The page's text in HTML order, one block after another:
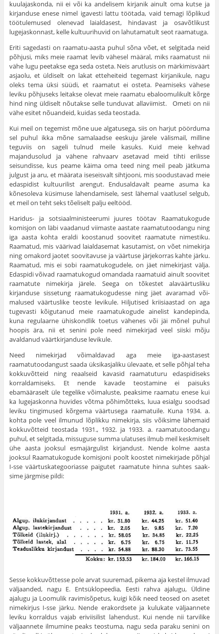
kuulajaskonda, nii ei või ka andelisem kirjanik ainult oma kutse ja
kirjanduse enese nimel igavesti lattu töötada, vaid temagi lõplikud
töötulemused olenevad laialdasest, hindavast ja osavõtlikust
lugejaskonnast, kelle kultuurihuvid on lahutamatult seot raamatuga.
Eriti sagedasti on raamatu-aasta puhul sõna võet, et selgitada neid
põh­jusi, miks meie raamat levib vähesel määral, miks raamatust nii
vähe lugu peetakse ega seda osteta. Neis arutlusis on märkimisväärt
asjaolu, et üldi­selt on lakat etteheiteid tegemast kirjanikule, nagu
oleks tema üksi süüdi, et raamatut ei osteta. Peamiseks vähese
leviku põhjuseks leitakse olevat meie raamatu ebaloomulikult kõrge
hind ning üldiselt nõutakse selle tunduvat allaviimist. Ometi on nii
vähe esitet nõuandeid, kuidas seda teostada.
Kui meil on tegemist mõne uue algatusega, siis on harjut pöörduma
sel puhul ikka mõne samalaadse eeskuju järele välismail, milline
teguviis on sageli tulnud meile kasuks. Kuid meie kehvad
majandusolud ja vähene rah­vaarv asetavad meid tihti erilisse
seisundisse, kus peame käima oma teed ning meil peab jätkuma
julgust ja aru, et määrata iseseisvalt sihtjooni, mis soo­dustavad meie
edaspidist kultuurilist arengut. Endusaldavalt peame asuma ka
kõnesoleva küsimuse lahendamisele, sest lähemal vaatlusel selgub,
et meil on teht seks tõeliselt palju eeltööd.
Haridus- ja sotsiaalministeerumi juures töötav Raamatukogude
komis­jon on läbi vaadanud viimaste aastate raamatutoodangu ning
iga aasta kohta eraldi koostanud soovitet raamatute nimestiku.
Raamatud, mis väärivad laialdasemat kasutamist, on võet nimekirja
ning omakord jaotet soovitavuse ja väärtuse järjekorras kahte järku.
Raamatud, mis ei sobi raamatukogu­dele, on jäet nimekirjast välja.
Edaspidi võivad raamatukogud omandada raamatuid ainult soovitet
raamatute nimekirja järele. Seega on tõkestet ala­väärtusliku
kirjanduse sissetung raamatukogudesse ning jäet avaramad või­
malused väärtuslike teoste levikule. Hiljutised kriisiaastad on aga
tugevasti kõigutanud meie raamatukogude ainelist kandepinda,
kuna regulaarne ühiskond­lik toetus vähenes või jäi mõnel puhul
hoopis ära, nii et senini pole need nimekirjad veel siiski mõju
avaldanud väärtkirjanduse levikule.
Need nimekirjad võimaldavad aga meie iga-aastasest
raamatutoodangust saada üksikasjaliku ülevaate, et selle põhjal teha
kokkuvõtteid ning reaalseid kavasid raamatuturu edaspidiseks
korraldamiseks. Et nende kavade teosta­mine ei paisuks
ebamääraselt üle tegelike võimaluste, peaksime raamatu enese kui
ka lugejaskonna huvides võtma põhimõtteks, luua esialgu soodsad
leviku tingimused kõrgema väärtusega raamatuile. Kuna 1934. a.
kohta pole veel ilmunud lõplikku nimekirja, siis võiksime lähemaid
kokkuvõtteid teostada 1931., 1932. ja 1933. a. raamatutoodangu
puhul, et selgitada, missuguse summa ulatuses ilmub meil keskmiselt
ühe aasta jooksul esmajärgulist kirjandust. Nende kolme aasta
jooksul Raamatukogude komisjoni poolt koostet nimekir­jade põhjal
I-sse väärtuskategooriasse paigutet raamatute hinna suhtes saak­
sime järgmise pildi:
Sesse kokkuvõttesse pole arvat suuremad, pikema aja kestel ilmuvad
väljaanded, nagu E. Entsüklopeedia, Eesti rahva ajalugu, Üldine
ajalugu ja Loomulik ravimisõpetus, kuigi kõik need teosed on asetet
nimekirjus I-sse järku. Nende erakordsete ja kulukate väljaannete
leviku korraldus vajab eriviisilist lahendust. Kui nende nii tarvilike
väljaannete ilmumine peaks teos­tuma, nagu seda paraku senini on